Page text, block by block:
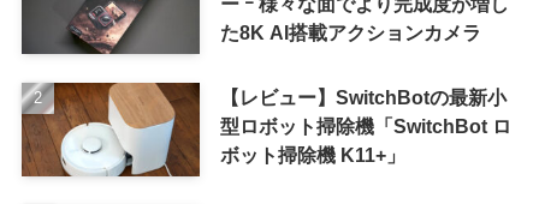
た8K AI搭載アクションカメラ
【レビュー】SwitchBotの最新小
型ロボット掃除機「SwitchBot ロ
ボット掃除機 K11+」